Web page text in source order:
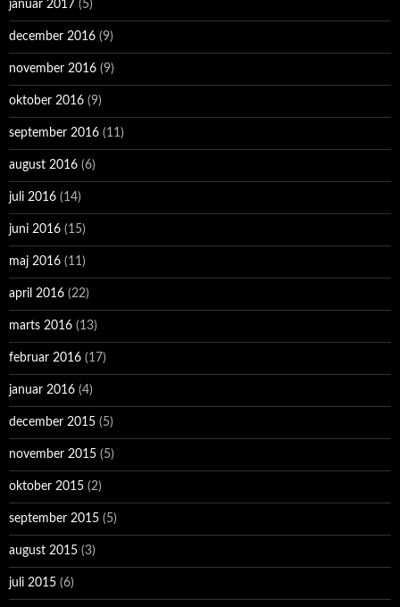
januar 2017 (5)
december 2016 (9)
november 2016 (9)
oktober 2016 (9)
september 2016 (11)
august 2016 (6)
juli 2016 (14)
juni 2016 (15)
maj 2016 (11)
april 2016 (22)
marts 2016 (13)
februar 2016 (17)
januar 2016 (4)
december 2015 (5)
november 2015 (5)
oktober 2015 (2)
september 2015 (5)
august 2015 (3)
juli 2015 (6)